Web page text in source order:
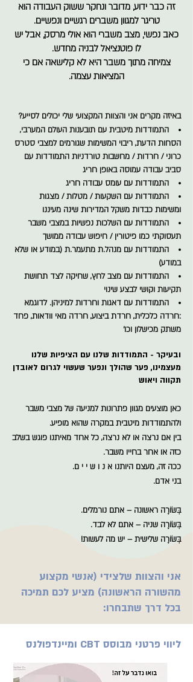
זה כבר ידוע, מדובר ונחקר ששוק העבודה הוא
טריגר למגוון משברים רגשיים ונפשיים.
כאב נפשי, מצב משברי הוא אולי מרסק, אבל יש
לו פוטנציאל לבניה מחדש.
צמיחה מתוך משבר היא לא קלישאה אם כי
המציאות עצמה.
באיזה מקרים אני והצוות המקצועי שלי יכולים לסייע?
התמודדות מיטבית עם תובענות העולם המערבי,
הסחות הדעת, ריבוי המשימות שגורמים למצבי סטרס
כרוני / חרדות / מחשבות טורדניות התמודדות עם
סביב עבודה עמוסה באופן חריג
התמודדות עם עומס עבודה חריג
התמודדות עם השקעות / מטלות / מצגות
ומשימות כבדות משקל המדירות שינה מעיננו
התמודדות עם השלכות נפשיות במצבי משבר
תעסוקתי כמו פיטורין / חיפוש עבודה ממושך
התמודדות עם מנהל.ת מתעמר.ת (במודע או שלא
במודע)
התמודדות עם מצב לחץ, שחיקה לצד תחושת
תקיעות וקושי לבצע שינוי
התמודדות עם דאגות וחרדות למיניהן. לדוגמא
:חרדה כלכלית, חרדת ביצוע, חרדה מאי וודאות, פחד
משתק מכישלון וכו'
ובעיקר - התמודדות שלנו עם הציפיות שלנו
מעצמינו, פער שהולך ונפער שעשוי לגרום לאובדן
תקווה ויאוש
כאן מוצעים מגוון פתרונות למניעה של מצבי משבר
ולהתמודדות מיטבית במקרה שהוא מופיע.
בין אם נרצה או לא נרצה, כל אחד מאיתנו פוגש בשלב
כזה או אחר בחייו משבר.
ככה זה, מעצם היותנו א נ ו ש י י ם.
בני אדם.
בְּשׂוֹרָה ראשונה – אתם נורמלים.
בְּשׂוֹרָה שניה – אתם לא לבד.
בְּשׂוֹרָה שלישית – יש מה לעשות!
אני והצוות שלצידי (אנשי מקצוע
מהשורה הראשונה) מציע לכם תמיכה
בכל דרך שתבחרו:
ליווי פרטני מבוסס CBT ומיינדפולנס